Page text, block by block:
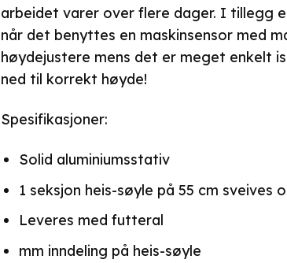
arbeidet varer over flere dager. I tillegg
når det benyttes en maskinsensor med
høydejustere mens det er meget enkelt
ned til korrekt høyde!
Spesifikasjoner:
Solid aluminiumsstativ
1 seksjon heis-søyle på 55 cm sveives
Leveres med futteral
mm inndeling på heis-søyle